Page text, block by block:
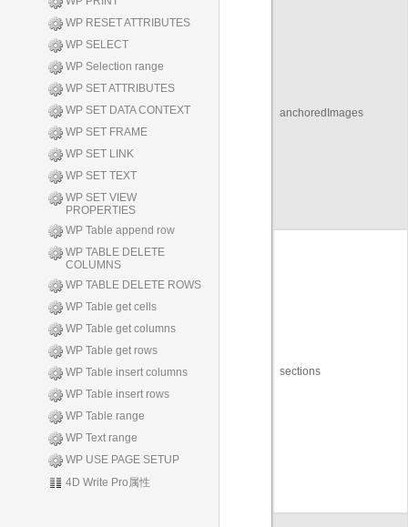
WP RESET ATTRIBUTES
WP SELECT
WP Selection range
WP SET ATTRIBUTES
WP SET DATA CONTEXT
WP SET FRAME
WP SET LINK
WP SET TEXT
WP SET VIEW
PROPERTIES
WP Table append row
WP TABLE DELETE
COLUMNS
WP TABLE DELETE ROWS
WP Table get cells
WP Table get columns
WP Table get rows
WP Table insert columns
WP Table insert rows
WP Table range
WP Text range
WP USE PAGE SETUP
4D Write Pro属性
anchoredImages
sections